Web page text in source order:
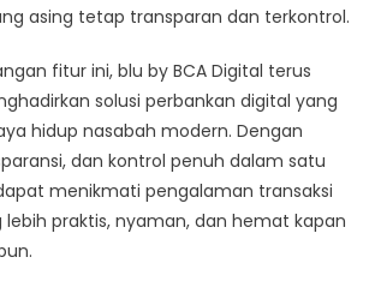
asing tetap transparan dan terkontrol.
fitur ini, blu by BCA Digital terus
solusi perbankan digital yang
hidup nasabah modern. Dengan
dan kontrol penuh dalam satu
menikmati pengalaman transaksi
praktis, nyaman, dan hemat kapan